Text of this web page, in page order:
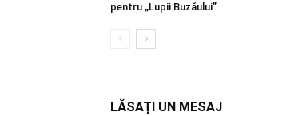
pentru „Lupii Buzăului”
LĂSAȚI UN MESAJ